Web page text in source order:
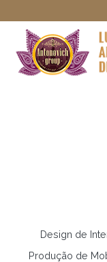
Design de
Produção de